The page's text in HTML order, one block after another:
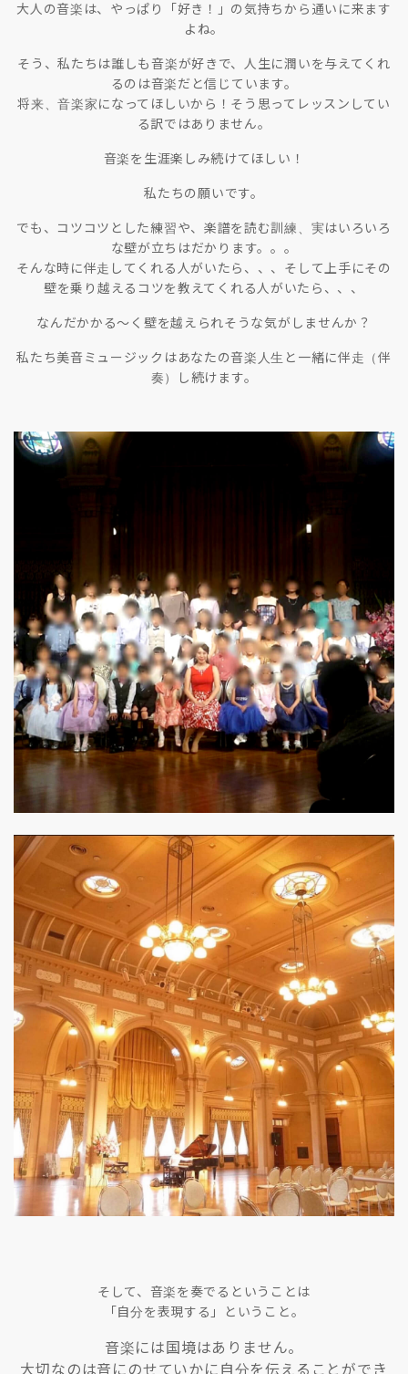
大人の音楽は、やっぱり「好き！」の気持ちから通いに来ます
よね。
そう、私たちは誰しも音楽が好きで、人生に潤いを与えてくれ
るのは音楽だと信じています。
将来、音楽家になってほしいから！そう思ってレッスンしてい
る訳ではありません。
音楽を生涯楽しみ続けてほしい！
私たちの願いです。
でも、コツコツとした練習や、楽譜を読む訓練、実はいろいろ
な壁が立ちはだかります。。。
そんな時に伴走してくれる人がいたら、、、そして上手にその
壁を乗り越えるコツを教えてくれる人がいたら、、、
なんだかかる〜く壁を越えられそうな気がしませんか？
私たち美音ミュージックはあなたの音楽人生と一緒に伴走（伴
奏）し続けます。
そして、音楽を奏でるということは
「自分を表現する」ということ。
音楽には国境はありません。
大切なのは音にのせていかに自分を伝えることができ